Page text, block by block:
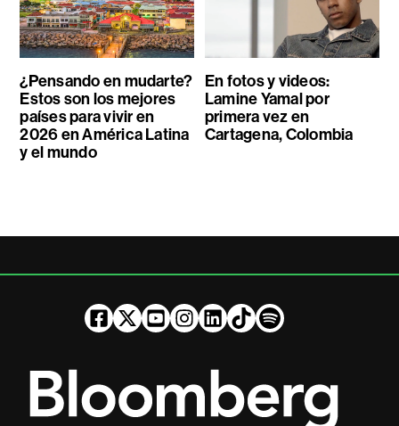
¿Pensando en mudarte?
Estos son los mejores
países para vivir en
2026 en América Latina
y el mundo
En fotos y videos:
Lamine Yamal por
primera vez en
Cartagena, Colombia